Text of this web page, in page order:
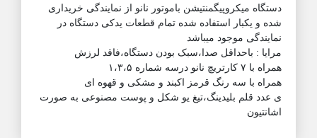
دستگاه میکروپیگمنتیشن باموتور نانو از نمایندگی خریداری
شده و یکبار استفاده شده تمام قطعات یدکی دستگاه در
نمایندگی موجود میباشد
مرایا : باحداقل صدا،سبک بودن دستگاه،فاقد لرزش
همراه با ۷ کارتریچ نانو درسه شماره ۱،۳،۵
همراه با سه رنگ قرمز اکبند و مشکی و قهوه ای
ی عدد قلم بلیدینگ،تیغ یو شکل و پوست مصنوعی به صورت
اشانتیون